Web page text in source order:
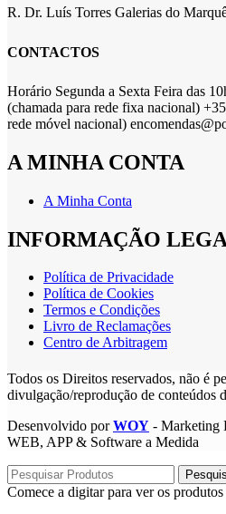
R. Dr. Luís Torres Galerias do
CONTACTOS
Horário Segunda a Sexta Feira das
(chamada para rede fixa nacional)
rede móvel nacional)
A MINHA CONTA
A Minha Conta
INFORMAÇÃO
Política de Privacidade
Política de Cookies
Termos e Condições
Livro de Reclamações
Centro de Arbitragem
Todos os Direitos reservados, não é
divulgação/reprodução de conteúdos
Desenvolvido porWOY - Marketing
WEB, APP & Software a Medida
Comece a digitar para ver os